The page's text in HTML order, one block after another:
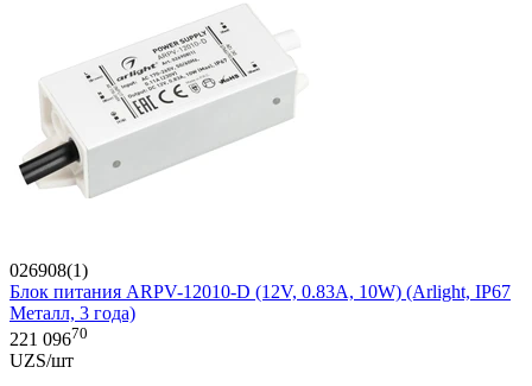
026908(1)
Блок питания ARPV-12010-D (12V, 0.83A, 10W) (Arlight, IP67
Металл, 3 года)
221 09670
UZS/шт